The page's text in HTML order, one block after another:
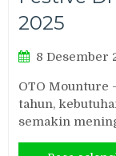
2025
8 Desember
OTO
tahun,
semakin